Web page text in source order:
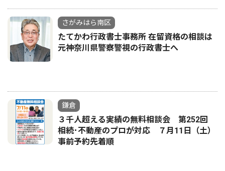
さがみはら南区
たてかわ行政書士事務所 在留資格の相談は
元神奈川県警察警視の行政書士へ
鎌倉
３千人超える実績の無料相談会 第252回
相続･不動産のプロが対応 ７月11日（土）
事前予約先着順